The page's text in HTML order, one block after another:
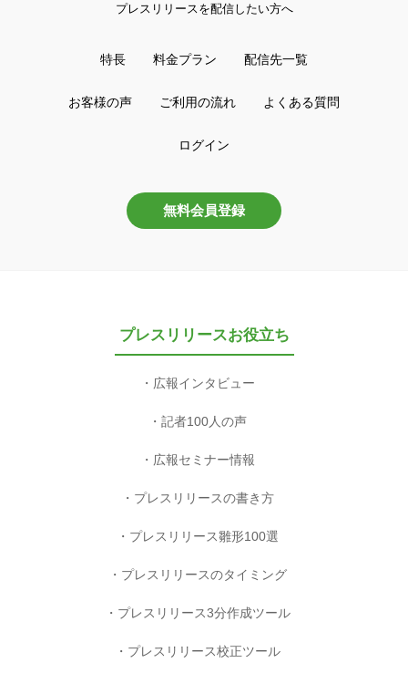
プレスリリースを配信したい方へ
特長 料金プラン 配信先一覧
お客様の声 ご利用の流れ よくある質問
ログイン
無料会員登録
プレスリリースお役立ち
広報インタビュー
記者100人の声
広報セミナー情報
プレスリリースの書き方
プレスリリース雛形100選
プレスリリースのタイミング
プレスリリース3分作成ツール
プレスリリース校正ツール